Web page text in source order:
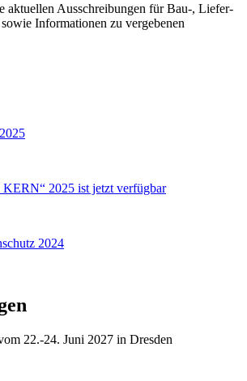
aktuellen Ausschreibungen für Bau-, Liefer-
Informationen zu vergebenen
2025 ist jetzt verfügbar
2024
22.-24. Juni 2027 in Dresden